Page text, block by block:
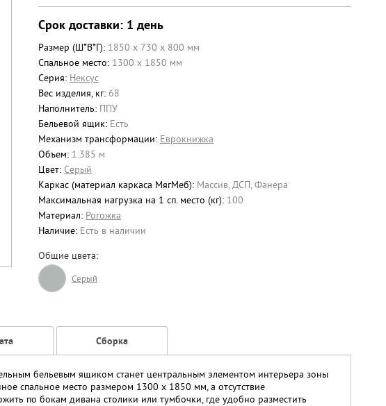
Срок доставки: 1 день
Размер (Ш*В*Г): 1850 x 730 x 800 мм
Спальное место: 1300 х 1850 мм
Серия: Нексус
Вес изделия, кг: 68
Наполнитель: ППУ
Бельевой ящик: Есть
Механизм трансформации: Еврокнижка
Объем: 1.385 м
Цвет: Серый
Каркас (материал каркаса МягМеб): Массив,ДСП,Фанера
Максимальная нагрузка на 1 сп. место (кг): 100
Материал: Рогожка
Наличие: Есть в наличии
Общие цвета:
Серый
Сборка
бельевым ящиком станет центральным элементом интерьера зоны
спальное место размером 1300 х 1850 мм, а отсутствие
по бокам дивана столики или тумбочки, где удобно разместить